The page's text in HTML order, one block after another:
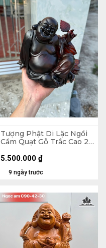
Tượng Phật Di Lặc Ngồi
Cầm Quạt Gỗ Trắc Cao 20
9 ngày trước
5.500.000 ₫